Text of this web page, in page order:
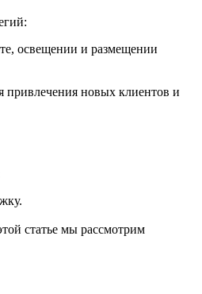
освещении и размещении
привлечения новых клиентов и
статье мы рассмотрим